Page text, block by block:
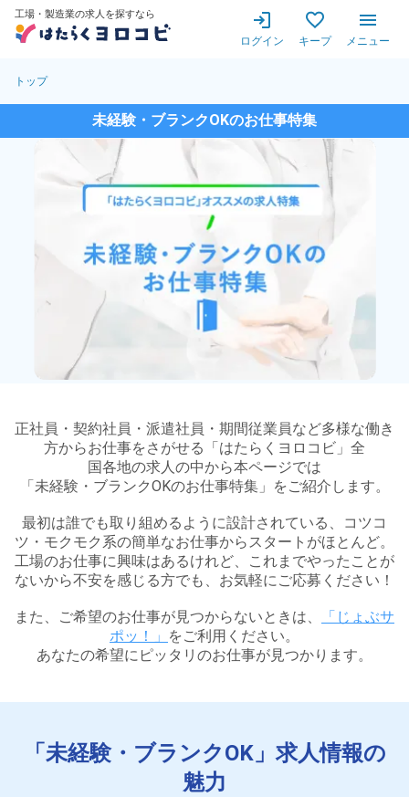
工場・製造業の求人を探すなら
ログイン キープ メニュー
トップ
未経験・ブランクOKのお仕事特集
正社員・契約社員・派遣社員・期間従業員など多様な働き
方からお仕事をさがせる「はたらくヨロコビ」全
国各地の求人の中から本ページでは
「未経験・ブランクOKのお仕事特集」をご紹介します。
最初は誰でも取り組めるように設計されている、コツコ
ツ・モクモク系の簡単なお仕事からスタートがほとんど。
工場のお仕事に興味はあるけれど、これまでやったことが
ないから不安を感じる方でも、 お気軽にご応募ください！
また、ご希望のお仕事が見つからないときは、
「じょぶサ
ポッ！」 をご利用ください。
あなたの希望にピッタリのお仕事が見つかります。
「未経験・ブランクOK」求人情報の
魅力